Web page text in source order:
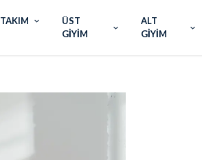
TAKIM
ÜST
GİYİM
ALT
GİYİM